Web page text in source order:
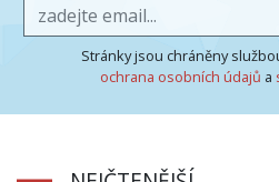
Stránky jsou chráněny
ochrana osobních údajů a